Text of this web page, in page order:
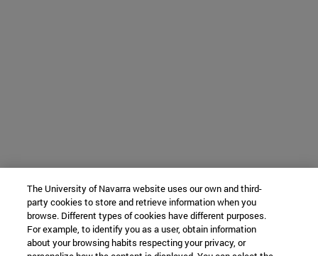
The University of Navarra website uses our own and third-
party cookies to store and retrieve information when you
browse. Different types of cookies have different purposes.
For example, to identify you as a user, obtain information
about your browsing habits respecting your privacy, or